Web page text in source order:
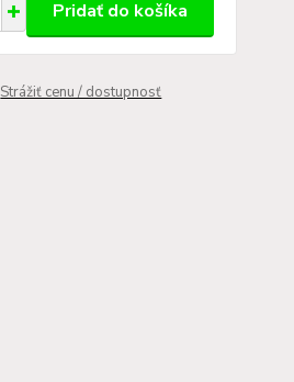
Pridať do košíka
Strážiť cenu / dostupnosť